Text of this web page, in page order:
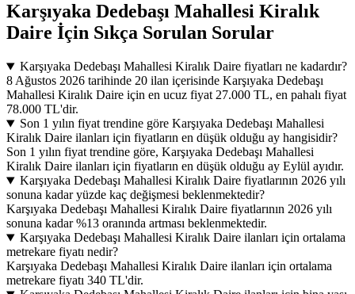
Karşıyaka Dedebaşı Mahallesi Kiralık
Daire İçin Sıkça Sorulan Sorular
Karşıyaka Dedebaşı Mahallesi Kiralık Daire fiyatları ne kadardır?
8 Ağustos 2026 tarihinde 20 ilan içerisinde Karşıyaka Dedebaşı
Mahallesi Kiralık Daire için en ucuz fiyat 27.000 TL, en pahalı fiyat
78.000 TL'dir.
Son 1 yılın fiyat trendine göre Karşıyaka Dedebaşı Mahallesi
Kiralık Daire ilanları için fiyatların en düşük olduğu ay hangisidir?
Son 1 yılın fiyat trendine göre, Karşıyaka Dedebaşı Mahallesi
Kiralık Daire ilanları için fiyatların en düşük olduğu ay Eylül ayıdır.
Karşıyaka Dedebaşı Mahallesi Kiralık Daire fiyatlarının 2026 yılı
sonuna kadar yüzde kaç değişmesi beklenmektedir?
Karşıyaka Dedebaşı Mahallesi Kiralık Daire fiyatlarının 2026 yılı
sonuna kadar %13 oranında artması beklenmektedir.
Karşıyaka Dedebaşı Mahallesi Kiralık Daire ilanları için ortalama
metrekare fiyatı nedir?
Karşıyaka Dedebaşı Mahallesi Kiralık Daire ilanları için ortalama
metrekare fiyatı 340 TL'dir.